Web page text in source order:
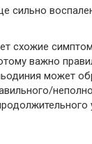
сильно
схожие
важно
может